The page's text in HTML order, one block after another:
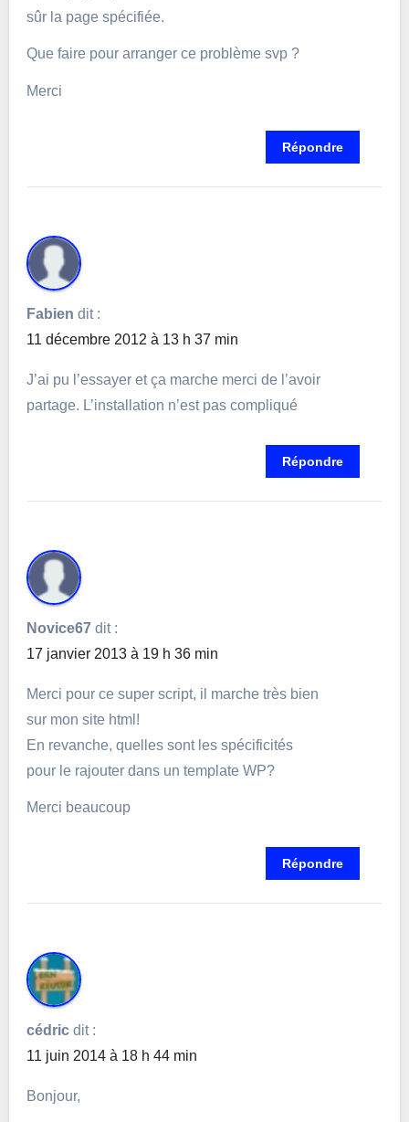
sûr la page spécifiée.
Que faire pour arranger ce problème svp ?
Merci
Répondre
Fabien dit :
11 décembre 2012 à 13 h 37 min
J’ai pu l’essayer et ça marche merci de l’avoir
partage. L’installation n’est pas compliqué
Répondre
Novice67 dit :
17 janvier 2013 à 19 h 36 min
Merci pour ce super script, il marche très bien
sur mon site html!
En revanche, quelles sont les spécificités
pour le rajouter dans un template WP?
Merci beaucoup
Répondre
cédric dit :
11 juin 2014 à 18 h 44 min
Bonjour,